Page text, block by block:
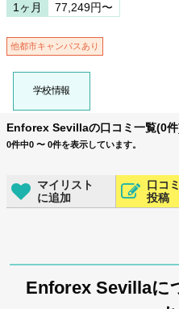
1ヶ月
77,249円〜
他都市キャンパスあり
学校情報
Enforex Sevillaの口コミ一覧(0
0件中0 〜 0件を表示しています。
マイリスト
に追加
口コ
投稿
Enforex Sevillaに